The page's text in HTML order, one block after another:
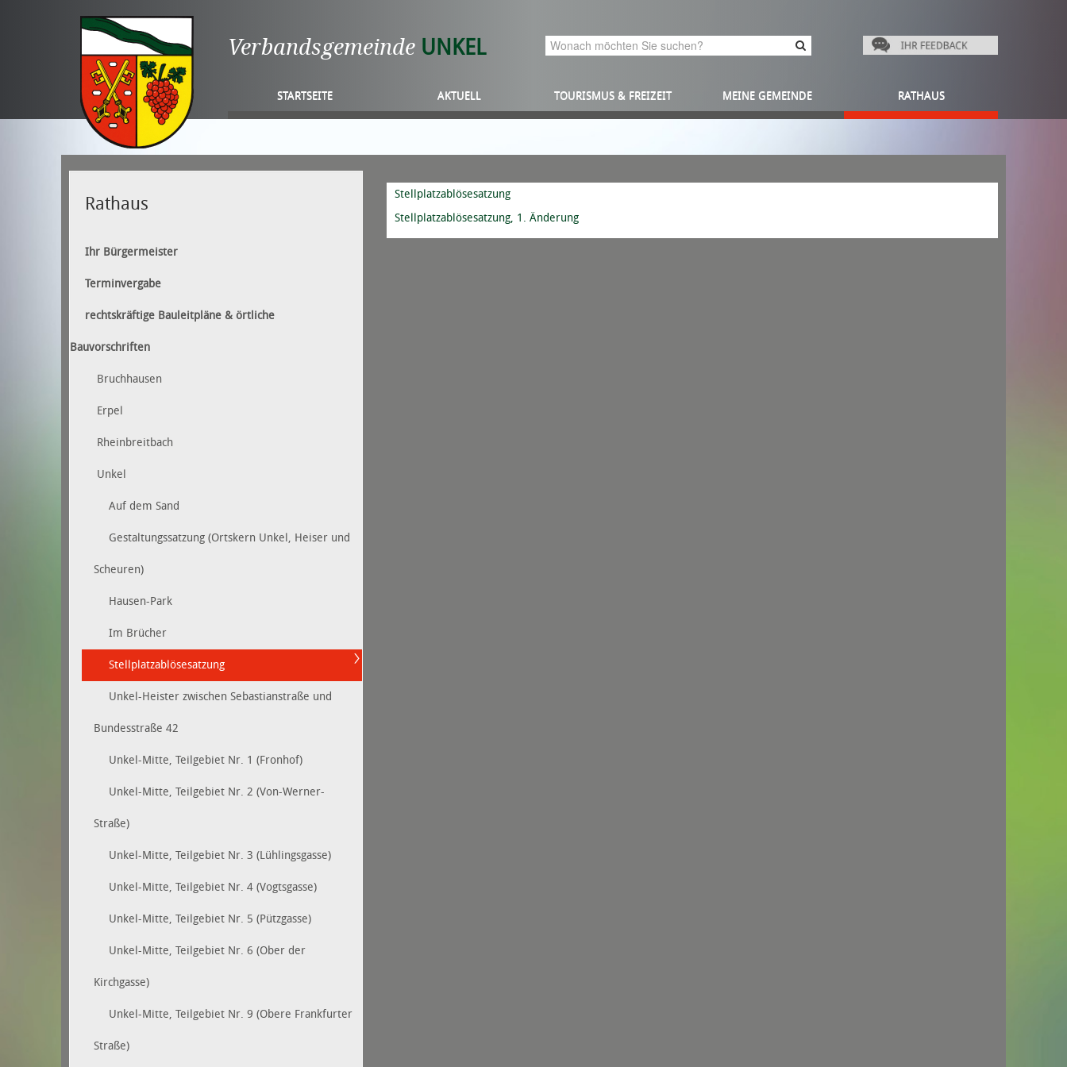
Verbandsgemeinde UNKEL
STARTSEITE AKTUELL TOURISMUS & FREIZEIT MEINE GEMEINDE RATHAUS
Stellplatzablösesatzung
Stellplatzablösesatzung, 1. Änderung
Rathaus
Ihr Bürgermeister
Terminvergabe
rechtskräftige Bauleitpläne & örtliche
Bauvorschriften
Bruchhausen
Erpel
Rheinbreitbach
Unkel
Auf dem Sand
Gestaltungssatzung (Ortskern Unkel, Heiser und
Scheuren)
Hausen-Park
Im Brücher
Stellplatzablösesatzung
Unkel-Heister zwischen Sebastianstraße und
Bundesstraße 42
Unkel-Mitte, Teilgebiet Nr. 1 (Fronhof)
Unkel-Mitte, Teilgebiet Nr. 2 (Von-Werner-
Straße)
Unkel-Mitte, Teilgebiet Nr. 3 (Lühlingsgasse)
Unkel-Mitte, Teilgebiet Nr. 4 (Vogtsgasse)
Unkel-Mitte, Teilgebiet Nr. 5 (Pützgasse)
Unkel-Mitte, Teilgebiet Nr. 6 (Ober der
Kirchgasse)
Unkel-Mitte, Teilgebiet Nr. 9 (Obere Frankfurter
Straße)